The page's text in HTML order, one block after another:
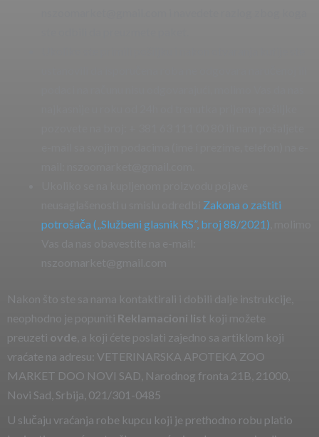
Zakona o zaštiti
potrošača („Službeni glasnik RS”, broj 88/2021)
Nakon što ste sa nama kontaktirali i dobili dalje instrukcije,
neophodno je popuniti Reklamacioni list koji možete
preuzeti ovde , a koji ćete poslati zajedno sa artiklom koji
vraćate na adresu: VETERINARSKA APOTEKA ZOO
MARKET DOO NOVI SAD, Narodnog fronta 21B, 21000,
Novi Sad, Srbija, 021/301-0485
U slučaju vraćanja robe kupcu koji je prethodno robu platio